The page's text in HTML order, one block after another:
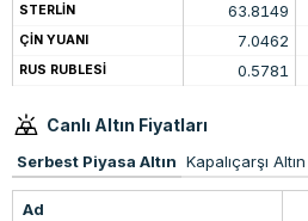
STERLİN 63.8149
ÇİN YUANI 7.0462
RUS RUBLESİ 0.5781
Canlı Altın Fiyatları
Serbest Piyasa Altın Kapalıçarşı Altın
Ad